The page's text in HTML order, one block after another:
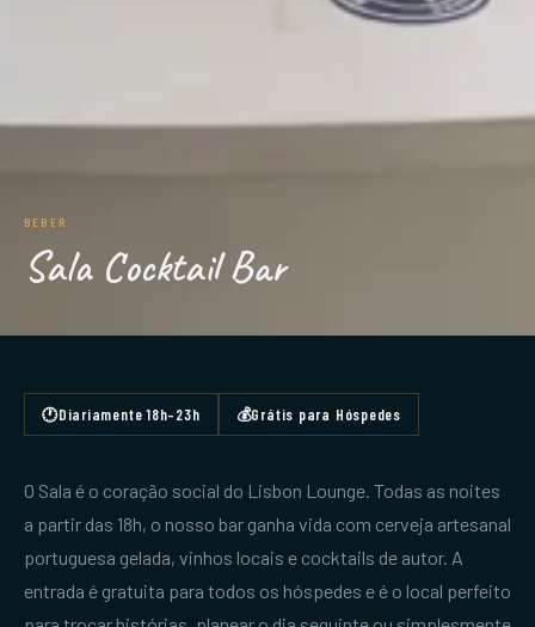
BEBER
Sala Cocktail Bar
🕐Diariamente 18h–23h 💰Grátis para Hóspedes
O Sala é o coração social do Lisbon Lounge. Todas as noites
a partir das 18h, o nosso bar ganha vida com cerveja artesanal
portuguesa gelada, vinhos locais e cocktails de autor. A
entrada é gratuita para todos os hóspedes e é o local perfeito